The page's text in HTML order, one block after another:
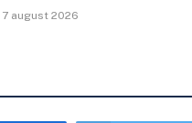
7 august 2026